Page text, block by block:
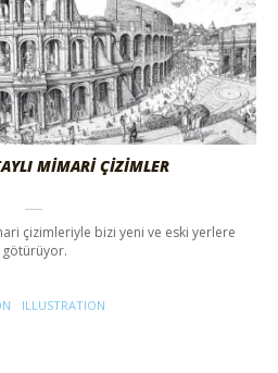
MİMARİ ÇİZİMLER
çizimleriyle bizi yeni ve eski yerlere
götürüyor.
ILLUSTRATION